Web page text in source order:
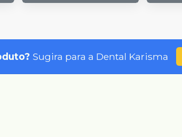
Sugira para a Dental Karisma